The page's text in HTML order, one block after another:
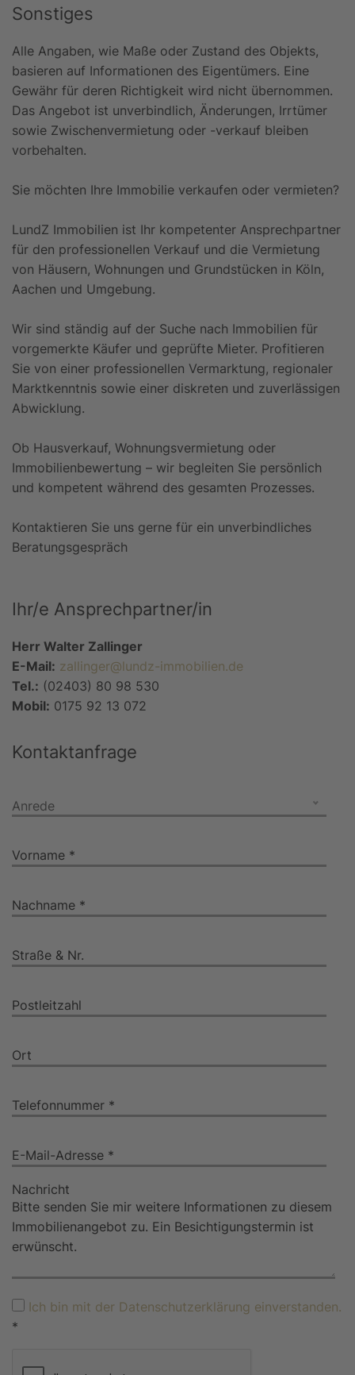
Sonstiges
Alle Angaben, wie Maße oder Zustand des Objekts,
basieren auf Informationen des Eigentümers. Eine
Gewähr für deren Richtigkeit wird nicht übernommen.
Das Angebot ist unverbindlich, Änderungen, Irrtümer
sowie Zwischenvermietung oder -verkauf bleiben
vorbehalten.
Sie möchten Ihre Immobilie verkaufen oder vermieten?
LundZ Immobilien ist Ihr kompetenter Ansprechpartner
für den professionellen Verkauf und die Vermietung
von Häusern, Wohnungen und Grundstücken in Köln,
Aachen und Umgebung.
Wir sind ständig auf der Suche nach Immobilien für
vorgemerkte Käufer und geprüfte Mieter. Profitieren
Sie von einer professionellen Vermarktung, regionaler
Marktkenntnis sowie einer diskreten und zuverlässigen
Abwicklung.
Ob Hausverkauf, Wohnungsvermietung oder
Immobilienbewertung – wir begleiten Sie persönlich
und kompetent während des gesamten Prozesses.
Kontaktieren Sie uns gerne für ein unverbindliches
Beratungsgespräch
Ihr/e Ansprechpartner/in
Herr Walter Zallinger
E-Mail: zallinger@lundz-immobilien.de
Tel.: (02403) 80 98 530
Mobil: 0175 92 13 072
Kontaktanfrage
Anrede
Vorname *
Nachname *
Straße & Nr.
Postleitzahl
Ort
Telefonnummer *
E-Mail-Adresse *
Nachricht
Ich bin mit der Datenschutzerklärung einverstanden.
*